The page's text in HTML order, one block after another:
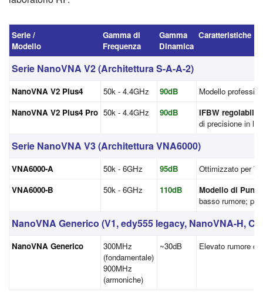
Serie /
Modello
Gamma di
Frequenza
Gamma
Dinamica
Caratteristiche
Serie NanoVNA V2 (Architettura S-A-A-2)
NanoVNA V2 Plus4 50k - 4.4GHz 90dB
Modello
NanoVNA V2 Plus4 Pro 50k - 4.4GHz 90dB IFBW regolabile
di precisione in
Serie NanoVNA V3 (Architettura VNA6000)
VNA6000-A 50k - 6GHz 95dB
Ottimizzato per
VNA6000-B
50k - 6GHz 110dB
Modello di Punta:
basso rumore;
NanoVNA Generico (V1, edy555 legacy, NanoVNA-H,
NanoVNA Generico
300MHz
(fondamentale)
900MHz
(armoniche)
~30dB Elevato rumore